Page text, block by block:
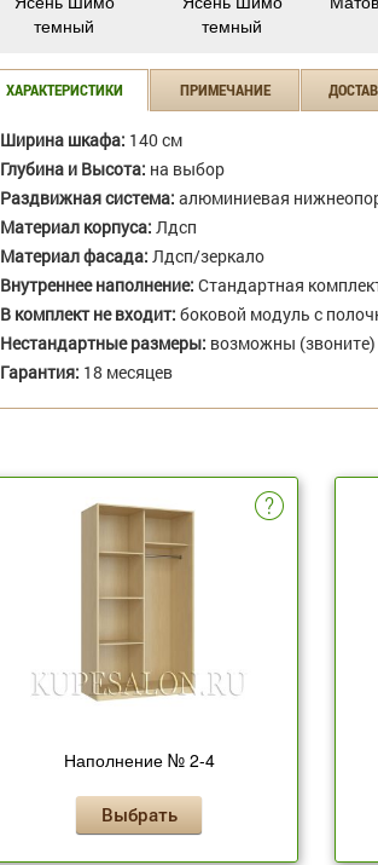
темный
темный
ХАРАКТЕРИСТИКИ ПРИМЕЧАНИЕ
Ширина шкафа: 140 см
Глубина и Высота: на выбор
Раздвижная система: алюминиевая
Материал корпуса: Лдсп
Материал фасада: Лдсп/зеркало
Внутреннее наполнение: Стандартная
В комплект не входит: боковой модуль с
Нестандартные размеры: возможны (звоните)
Гарантия: 18 месяцев
Наполнение № 2-4
Выбрать